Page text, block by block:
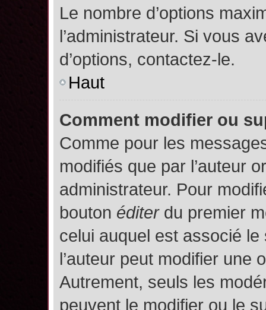
Le nombre d’options
l’administrateur. Si vous
d’options, contactez-le.
Haut
Comment modifier ou
Comme pour les
modifiés que par l’auteur
administrateur. Pour
bouton éditerdu premier
celui auquel est associé le
l’auteur peut modifier une
Autrement, seuls les
peuvent le modifier ou le